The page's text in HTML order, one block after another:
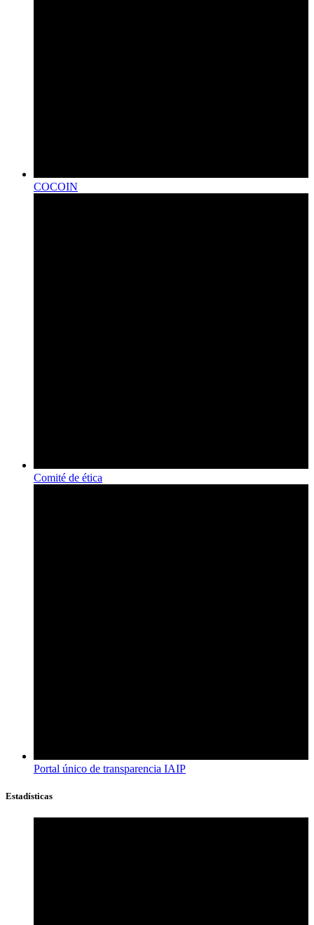
COCOIN
Comité de ética
Portal único de transparencia IAIP
Estadísticas